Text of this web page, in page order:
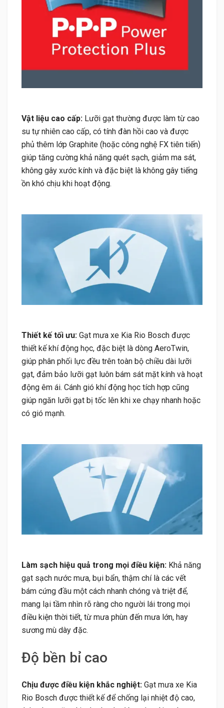
Vật liệu cao cấp: Lưỡi gạt thường được làm từ cao
su tự nhiên cao cấp, có tính đàn hồi cao và được
phủ thêm lớp Graphite (hoặc công nghệ FX tiên tiến)
giúp tăng cường khả năng quét sạch, giảm ma sát,
không gây xước kính và đặc biệt là không gây tiếng
ồn khó chịu khi hoạt động.
Thiết kế tối ưu: Gạt mưa xe Kia Rio Bosch được
thiết kế khí động học, đặc biệt là dòng AeroTwin,
giúp phân phối lực đều trên toàn bộ chiều dài lưỡi
gạt, đảm bảo lưỡi gạt luôn bám sát mặt kính và hoạt
động êm ái. Cánh gió khí động học tích hợp cũng
giúp ngăn lưỡi gạt bị tốc lên khi xe chạy nhanh hoặc
có gió mạnh.
Làm sạch hiệu quả trong mọi điều kiện: Khả năng
gạt sạch nước mưa, bụi bẩn, thậm chí là các vết
bám cứng đầu một cách nhanh chóng và triệt để,
mang lại tầm nhìn rõ ràng cho người lái trong mọi
điều kiện thời tiết, từ mưa phùn đến mưa lớn, hay
sương mù dày đặc.
Độ bền bỉ cao
Chịu được điều kiện khắc nghiệt: Gạt mưa xe Kia
Rio Bosch được thiết kế để chống lại nhiệt độ cao,